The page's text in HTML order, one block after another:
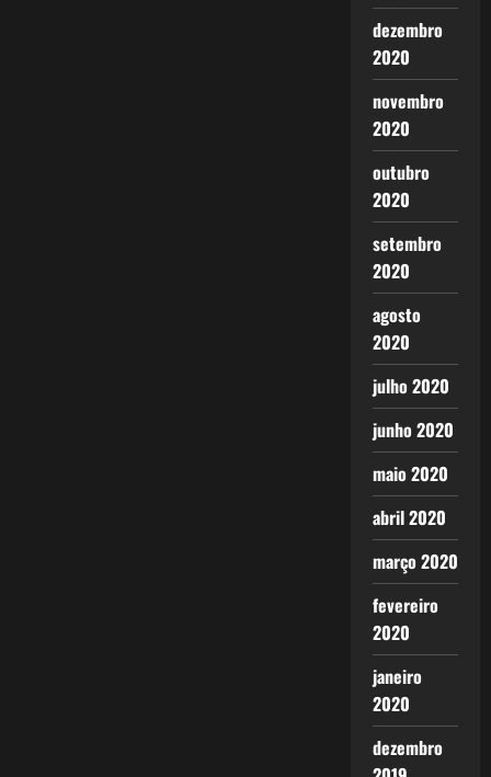
dezembro
2020
novembro
2020
outubro
2020
setembro
2020
agosto
2020
julho 2020
junho 2020
maio 2020
abril 2020
março 2020
fevereiro
2020
janeiro
2020
dezembro